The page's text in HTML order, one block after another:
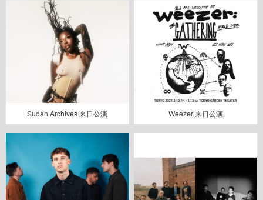
Sudan Archives 来日公演 Weezer 来日公演